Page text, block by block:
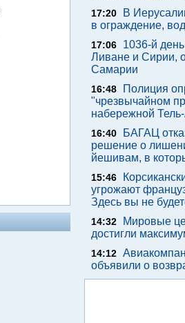
17:20
В
в ограждение,
17:06
1036-й
Ливане и Сирии,
Самарии
16:48
Полиция
"чрезвычайном
набережной
16:40
БАГАЦ
решение о
йешивам, в
15:46
угрожают
Здесь вы не
14:32
Мировые
достигли
14:12
объявили о